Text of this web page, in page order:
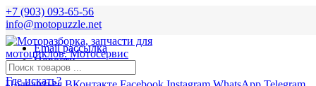
+7 (903) 093-65-56
info@motopuzzle.net
Email рассылка
Новости
Где искать?